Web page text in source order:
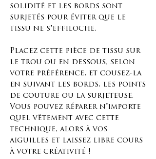
solidité et les bords sont
surjetés pour éviter que le
tissu ne s'effiloche.
Placez cette pièce de tissu sur
le trou ou en dessous, selon
votre préférence, et cousez-la
en suivant les bords, les points
de couture ou la surjeteuse.
Vous pouvez réparer n'importe
quel vêtement avec cette
technique, alors à vos
aiguilles et laissez libre cours
à votre créativité !